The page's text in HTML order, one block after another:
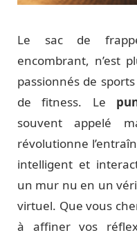
Le sac de
encombrant, n’est
passionnés de
de fitness. Le
souvent appelé
révolutionne
intelligent et
un mur nu en un
virtuel. Que vous
à affiner vos